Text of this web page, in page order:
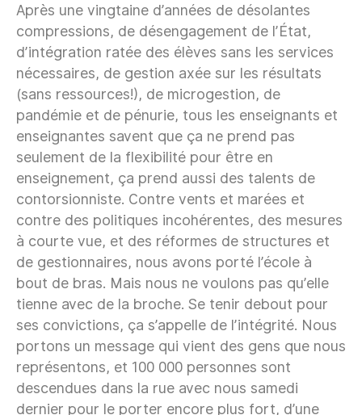
Après une vingtaine d’années de désolantes
compressions, de désengagement de l’État,
d’intégration ratée des élèves sans les services
nécessaires, de gestion axée sur les résultats
(sans ressources!), de microgestion, de
pandémie et de pénurie, tous les enseignants et
enseignantes savent que ça ne prend pas
seulement de la flexibilité pour être en
enseignement, ça prend aussi des talents de
contorsionniste. Contre vents et marées et
contre des politiques incohérentes, des mesures
à courte vue, et des réformes de structures et
de gestionnaires, nous avons porté l’école à
bout de bras. Mais nous ne voulons pas qu’elle
tienne avec de la broche. Se tenir debout pour
ses convictions, ça s’appelle de l’intégrité. Nous
portons un message qui vient des gens que nous
représentons, et 100 000 personnes sont
descendues dans la rue avec nous samedi
dernier pour le porter encore plus fort, d’une